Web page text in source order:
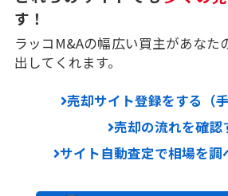
す！
ラッコM&Aの幅広い買主があなた
出してくれます。
売却サイト登録をする（手
売却の流れを確認
サイト自動査定で相場を調